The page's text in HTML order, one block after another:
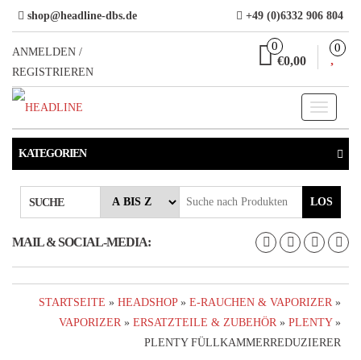
Direkt
zum
Inhalt
shop@headline-dbs.de +49 (0)6332 906 804
ANMELDEN /
REGISTRIEREN
0
€0,00
0
Toggle
KATEGORIEN
SUCHE LOS
MAIL & SOCIAL-MEDIA:
STARTSEITE » HEADSHOP» E-RAUCHEN & VAPORIZER »
VAPORIZER » ERSATZTEILE & ZUBEHÖR » PLENTY»
PLENTY FÜLLKAMMERREDUZIERER